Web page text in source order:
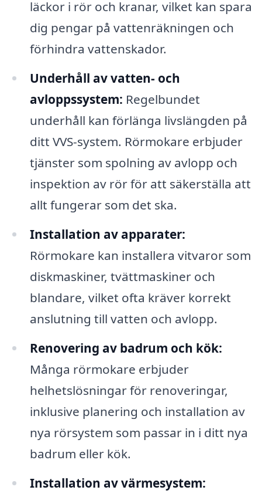
läckor i rör och kranar, vilket kan spara
dig pengar på vattenräkningen och
förhindra vattenskador.
Underhåll av vatten- och
avloppssystem: Regelbundet
underhåll kan förlänga livslängden på
ditt VVS-system. Rörmokare erbjuder
tjänster som spolning av avlopp och
inspektion av rör för att säkerställa att
allt fungerar som det ska.
Installation av apparater:
Rörmokare kan installera vitvaror som
diskmaskiner, tvättmaskiner och
blandare, vilket ofta kräver korrekt
anslutning till vatten och avlopp.
Renovering av badrum och kök:
Många rörmokare erbjuder
helhetslösningar för renoveringar,
inklusive planering och installation av
nya rörsystem som passar in i ditt nya
badrum eller kök.
Installation av värmesystem: